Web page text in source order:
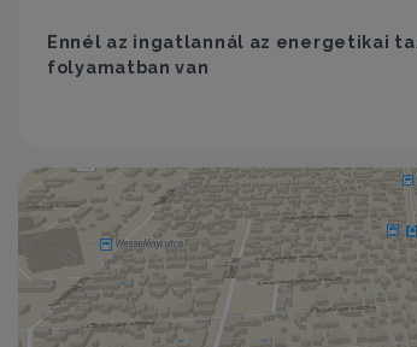
Ennél az ingatlannál az energetikai
folyamatban van